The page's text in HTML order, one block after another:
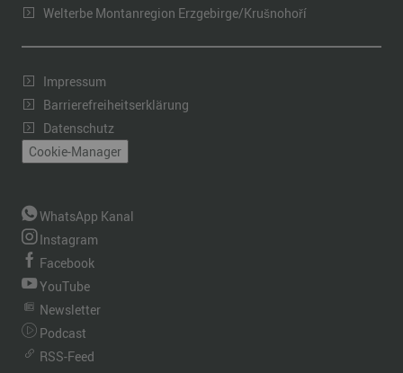
Welterbe Montanregion Erzgebirge/Krušnohoří
Impressum
Barrierefreiheitserklärung
Datenschutz
Cookie-Manager
WhatsApp Kanal
Instagram
Facebook
YouTube
Newsletter
Podcast
RSS-Feed